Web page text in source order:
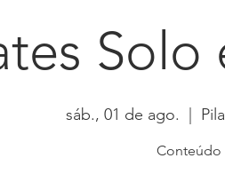
Solo
sáb., 01 de ago.
Conteúdo